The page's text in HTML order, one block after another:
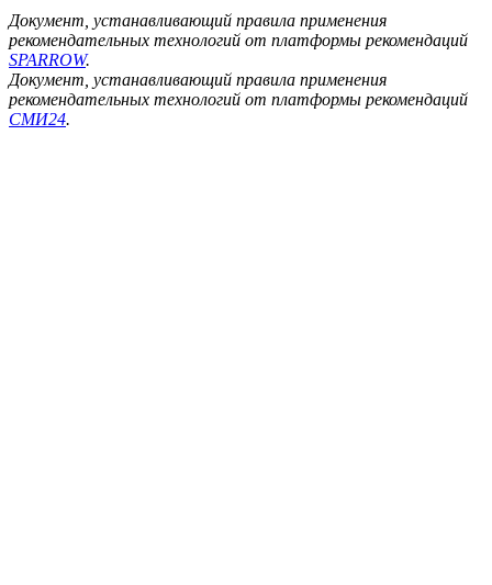
Документ, устанавливающий правила применения
рекомендательных технологий от платформы рекомендаций
SPARROW.
Документ, устанавливающий правила применения
рекомендательных технологий от платформы рекомендаций
СМИ24.